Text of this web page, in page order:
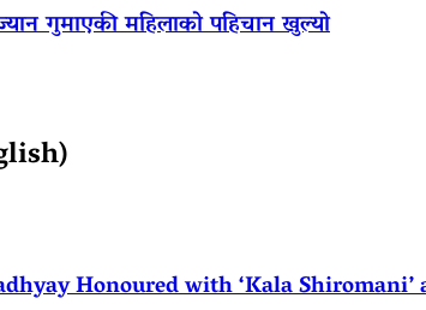
गुमाएकी महिलाको पहिचान खुल्यो
Honoured with ‘Kala